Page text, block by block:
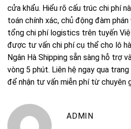
cửa khẩu. Hiểu rõ cấu trúc chi phí
toán chính xác, chủ động đàm
tổng chi phí logistics trên tuyến
được tư vấn chi phí cụ thể cho lô
Ngân Hà Shipping sẵn sàng hỗ trợ
vòng 5 phút. Liên hệ ngay qua trang
để nhận tư vấn miễn phí từ chuyên
ADMIN